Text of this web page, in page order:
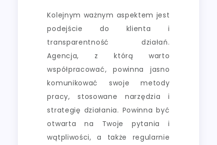
Kolejnym ważnym aspektem jest
podejście do klienta i
transparentność działań.
Agencja, z którą warto
współpracować, powinna jasno
komunikować swoje metody
pracy, stosowane narzędzia i
strategię działania. Powinna być
otwarta na Twoje pytania i
wątpliwości, a także regularnie